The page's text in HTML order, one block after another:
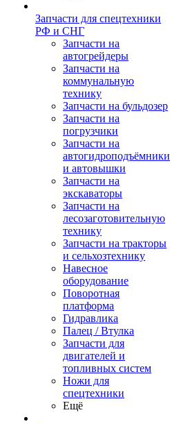
Запчасти для спецтехники
РФ и СНГ
Запчасти на
автогрейдеры
Запчасти на
коммунальную
технику
Запчасти на бульдозер
Запчасти на
погрузчики
Запчасти на
автогидроподъёмники
и автовышки
Запчасти на
экскаваторы
Запчасти на
лесозаготовительную
технику
Запчасти на тракторы
и сельхозтехнику
Навесное
оборудование
Поворотная
платформа
Гидравлика
Палец / Втулка
Запчасти для
двигателей и
топливных систем
Ножи для
спецтехники
Ещё